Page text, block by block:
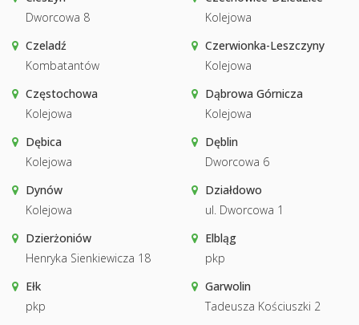
Dworcowa 8
Kolejowa
Czeladź
Kombatantów
Czerwionka-Leszczyny
Kolejowa
Częstochowa
Kolejowa
Dąbrowa Górnicza
Kolejowa
Dębica
Kolejowa
Dęblin
Dworcowa 6
Dynów
Kolejowa
Działdowo
ul. Dworcowa 1
Dzierżoniów
Henryka Sienkiewicza 18
Elbląg
pkp
Ełk
pkp
Garwolin
Tadeusza Kościuszki 2